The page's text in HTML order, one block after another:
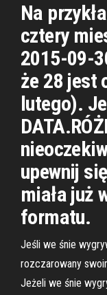
Na
cztery
2015-09-
że 28 jest
lutego).
upewnij
miała już
formatu.
Jeśli we śnie
rozczarowany
Jeżeli we śnie